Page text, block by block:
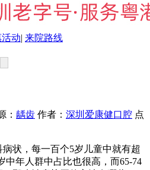
动| 来院路线
： 龋齿 作者： 深圳爱康健口腔 点
状，每一百个5岁儿童中就有超
中年人群中占比也很高，而65-74